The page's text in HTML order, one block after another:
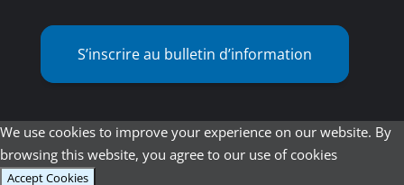
S’inscrire au bulletin d’information
We use cookies to improve your experience on our website. By
browsing this website, you agree to our use of cookies
Accept Cookies